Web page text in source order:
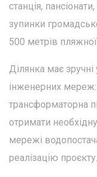
станція,
зупинки
500 метрів
Ділянка має
інженерних
трансформаторна
отримати
мережі
реалізацію проєкту.